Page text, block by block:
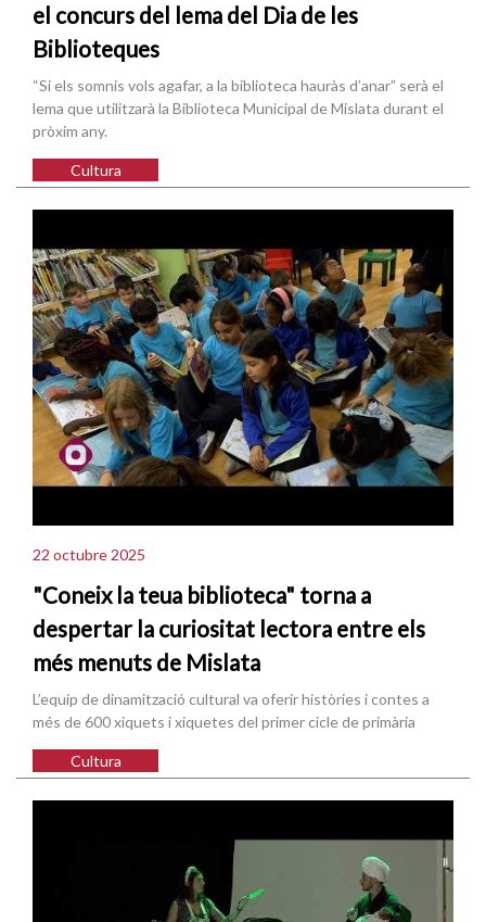
el concurs del lema del Dia de les
Biblioteques
“Si els somnis vols agafar, a la biblioteca hauràs d’anar” serà el
lema que utilitzarà la Biblioteca Municipal de Mislata durant el
pròxim any.
Cultura
22 octubre 2025
"Coneix la teua biblioteca" torna a
despertar la curiositat lectora entre els
més menuts de Mislata
L’equip de dinamització cultural va oferir històries i contes a
més de 600 xiquets i xiquetes del primer cicle de primària
Cultura